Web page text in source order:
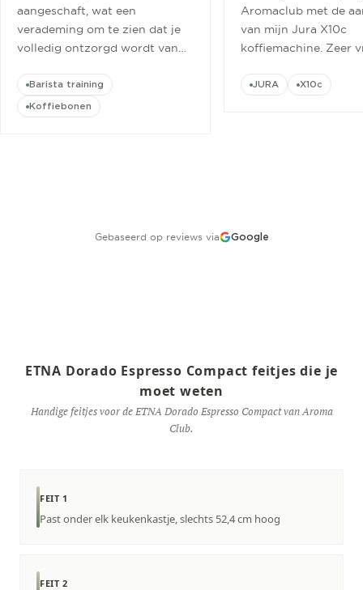
aangeschaft, wat een
verademing om te zien dat je
volledig ontzorgd wordt van
cursus.”
Barista training
Koffiebonen
Aromaclub met de
van mijn Jura X10c
koffiemachine. Zeer
JURA X10c
Gebaseerd op reviews via Google
ETNA Dorado Espresso Compact feitjes die je
moet weten
Handige feitjes voor de ETNA Dorado Espresso Compact van Aroma
Club.
FEIT 1
Past onder elk keukenkastje, slechts 52,4 cm hoog
FEIT 2